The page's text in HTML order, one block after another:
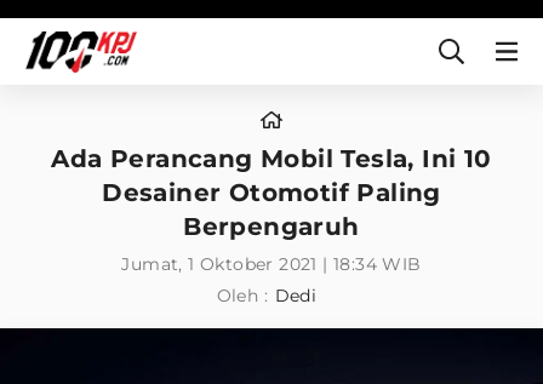
Ada Perancang Mobil Tesla, Ini 10
Desainer Otomotif Paling
Berpengaruh
Jumat, 1 Oktober 2021 | 18:34 WIB
Oleh : Dedi